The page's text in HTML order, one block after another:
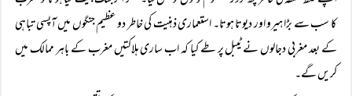
کا سب سے بڑا ہیرو اور دیوتا ہوتا۔ استعماری ذہنیت کی خاطر دو عظیم جنگوں میں آپسی تباہی
کے بعد مغربی دجالوں نے ٹیبل پر طے کیا کہ اب ساری ہلاکتیں مغرب کے باہر ممالک میں
کریں گے۔